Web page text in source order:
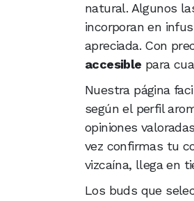
natural. Algunos
incorporan en
apreciada. Con
accesible para
Nuestra página
según el perfil
opiniones
vez confirmas tu
vizcaína, llega en
Los buds que